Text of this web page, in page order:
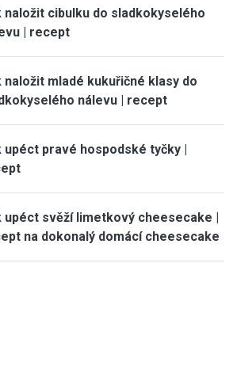
naložit cibulku do sladkokyselého
| recept
naložit mladé kukuřičné klasy do
nálevu | recept
upéct pravé hospodské tyčky |
upéct svěží limetkový cheesecake |
na dokonalý domácí cheesecake